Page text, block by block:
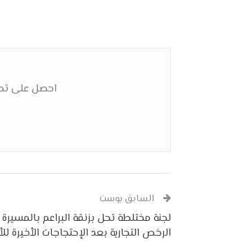
احصل على
السابق بوست
لجنة مختلطة تحل بزنقة البراعم
الرخص التجارية بعد الإحتجاجات الأخيرة